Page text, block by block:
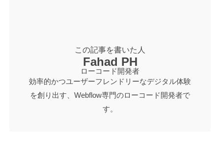
この記事を書いた人
Fahad PH
ローコード開発者
効率的かつユーザーフレンドリーなデジタル体験
を創り出す、Webflow専門のローコード開発者で
す。